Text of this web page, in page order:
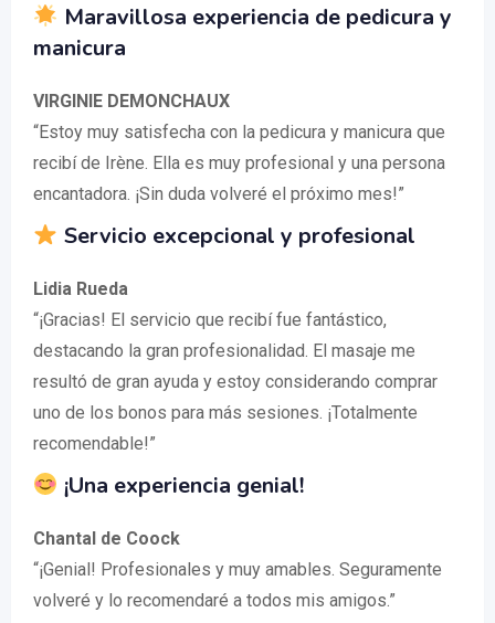
Maravillosa experiencia de pedicura y
manicura
VIRGINIE DEMONCHAUX
“Estoy muy satisfecha con la pedicura y manicura que
recibí de Irène. Ella es muy profesional y una persona
encantadora. ¡Sin duda volveré el próximo mes!”
Servicio excepcional y profesional
Lidia Rueda
“¡Gracias! El servicio que recibí fue fantástico,
destacando la gran profesionalidad. El masaje me
resultó de gran ayuda y estoy considerando comprar
uno de los bonos para más sesiones. ¡Totalmente
recomendable!”
¡Una experiencia genial!
Chantal de Coock
“¡Genial! Profesionales y muy amables. Seguramente
volveré y lo recomendaré a todos mis amigos.”